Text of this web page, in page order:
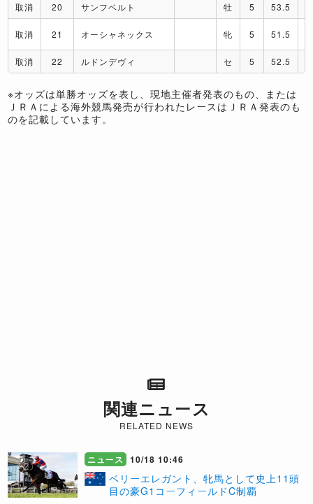
取消
20 サンフベルト 牡 5 53.5
取消 21 オーシャネックス 牝 5 51.5
取消 22 ルドンデヴィ セ 5 52.5
※オッズは単勝オッズを表し、現地主催者発表のもの、または
ＪＲＡによる海外競馬発売が行われたレースはＪＲＡ発表のも
のを記載しています。
関連ニュース
RELATED NEWS
ニュース 10/18 10:46
ベリーエレガント、牝馬として史上11頭
目の豪G1コーフィールドC制覇